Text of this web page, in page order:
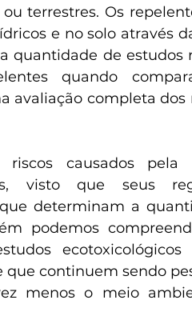
terrestres. Os
e no solo através
quantidade de estudos
quando
avaliação completa dos
visto que seus
determinam a
podemos
ecotoxicológicos
continuem sendo
menos o meio